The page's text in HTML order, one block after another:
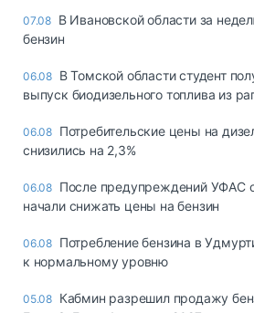
07.08 В Ивановской области за
бензин
06.08 В Томской области студент
выпуск биодизельного топлива из
06.08 Потребительские цены на
снизились на 2,3%
06.08 После предупреждений УФАС
начали снижать цены на бензин
06.08 Потребление бензина в
к нормальному уровню
05.08 Кабмин разрешил продажу